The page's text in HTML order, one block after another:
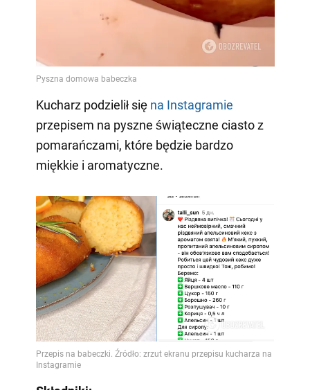
Kucharz podzielił się na Instagramie
przepisem na pyszne świąteczne ciasto z
pomarańczami, które będzie bardzo
miękkie i aromatyczne.